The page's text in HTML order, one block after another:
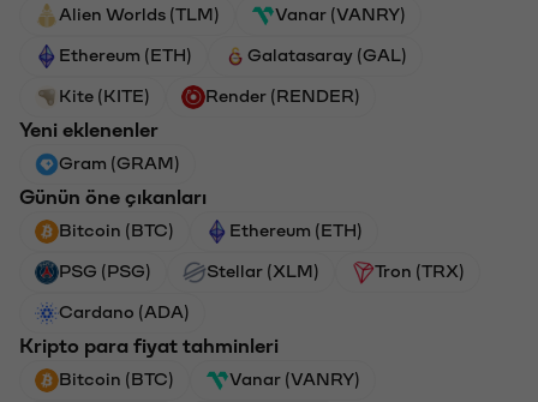
Alien Worlds (TLM) Vanar (VANRY)
Ethereum (ETH) Galatasaray (GAL)
Kite (KITE) Render (RENDER)
Yeni eklenenler
Gram (GRAM)
Günün öne çıkanları
Bitcoin (BTC) Ethereum (ETH)
PSG (PSG) Stellar (XLM) Tron (TRX)
Cardano (ADA)
Kripto para fiyat tahminleri
Bitcoin (BTC) Vanar (VANRY)